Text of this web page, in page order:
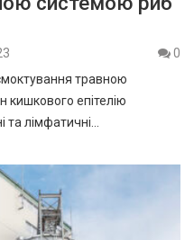
0
травною
кишкового епітелію
та лімфатичні…